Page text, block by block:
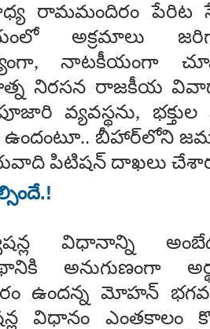
రామమందిరం పేరిట
అక్రమాలు
నాటకీయంగా
నిరసన రాజకీయ
వ్యవస్థను,
బీహార్‌లోని
పిటిషన్ దాఖలు
విధానాన్ని
అనుగుణంగా
ఉందన్న మోహన్
విధానం ఎంతకాలం